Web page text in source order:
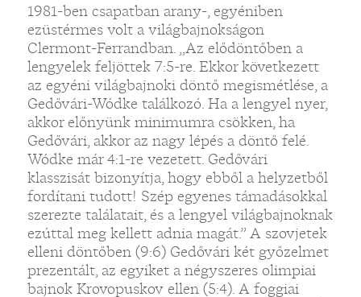
1981-ben csapatban arany-, egyéniben
ezüstérmes volt a világbajnokságon
Clermont-Ferrandban. „Az elődöntőben a
lengyelek feljöttek 7:5-re. Ekkor következett
az egyéni világbajnoki döntő megismétlése, a
Gedővári-Wódke találkozó. Ha a lengyel nyer,
akkor előnyünk minimumra csökken, ha
Gedővári, akkor az nagy lépés a döntő felé.
Wódke már 4:1-re vezetett. Gedővári
klasszisát bizonyítja, hogy ebből a helyzetből
fordítani tudott! Szép egyenes támadásokkal
szerezte találatait, és a lengyel világbajnoknak
ezúttal meg kellett adnia magát.” A szovjetek
elleni döntőben (9:6) Gedővári két győzelmet
prezentált, az egyiket a négyszeres olimpiai
bajnok Krovopuskov ellen (5:4). A foggiai